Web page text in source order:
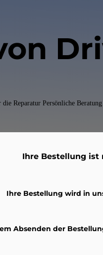
Reparatur Persönliche
Ihre Bestellung
Ihre Bestellung wird in
Absenden der